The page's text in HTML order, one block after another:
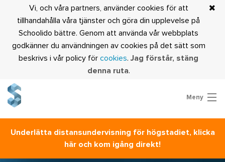
Vi, och våra partners, använder cookies för att
tillhandahålla våra tjänster och göra din upplevelse på
Schoolido bättre. Genom att använda vår webbplats
godkänner du användningen av cookies på det sätt som
beskrivs i vår policy för cookies. Jag förstår, stäng
denna ruta.
Meny
Är du lärare?
Underlätta distansundervisning för högstadiet, klicka
här och kom igång direkt!